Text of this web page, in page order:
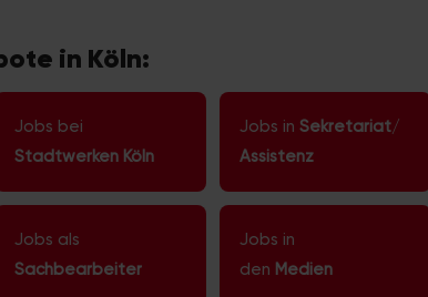
in Köln:
Jobs bei
Stadtwerken Köln
Jobs in Sekretariat/
Assistenz
Jobs als
Sachbearbeiter
Jobs in
den Medien